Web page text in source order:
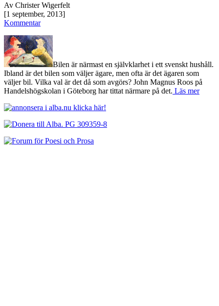
Av Christer Wigerfelt
[1 september, 2013]
Kommentar
Bilen är närmast en självklarhet i ett svenskt hushåll.
Ibland är det bilen som väljer ägare, men ofta är det ägaren som
väljer bil. Vilka val är det då som avgörs? John Magnus Roos på
Handelshögskolan i Göteborg har tittat närmare på det. Läs mer